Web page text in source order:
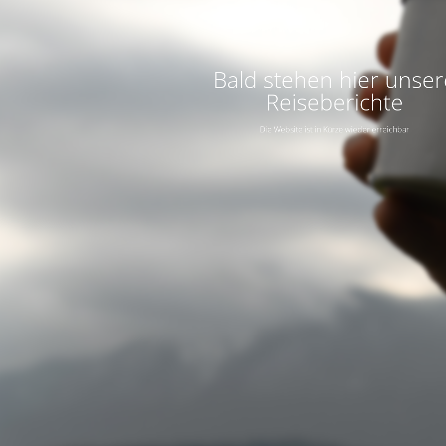
Bald stehen hier
Reiseberichte
Die Website ist in Kürze wieder erreichbar